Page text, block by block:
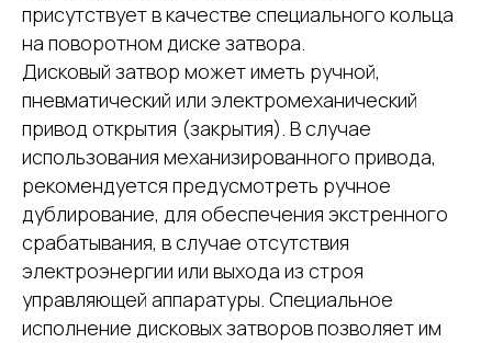
присутствует в качестве специального кольца
на поворотном диске затвора.
Дисковый затвор может иметь ручной,
пневматический или электромеханический
привод открытия (закрытия). В случае
использования механизированного привода,
рекомендуется предусмотреть ручное
дублирование, для обеспечения экстренного
срабатывания, в случае отсутствия
электроэнергии или выхода из строя
управляющей аппаратуры. Специальное
исполнение дисковых затворов позволяет им